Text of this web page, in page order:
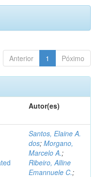
Anterior 1 Póximo
Autor(es)
Santos, Elaine A.
dos; Morgano,
Marcelo A.;
Ribeiro, Alline
Emannuele C.;